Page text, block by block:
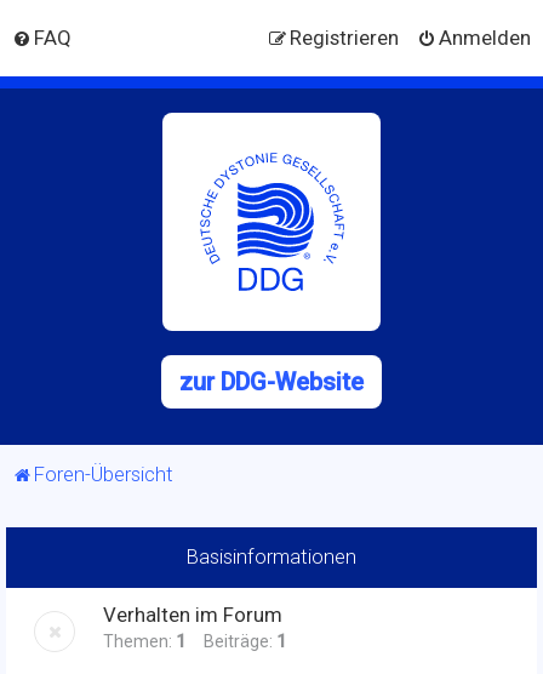
FAQ Anmelden
Registrieren
zur DDG-Website
Foren-Übersicht
Basisinformationen
Verhalten im Forum
Themen: 1 Beiträge: 1